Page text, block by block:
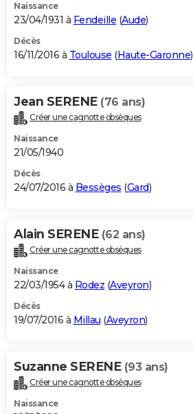
Naissance
23/04/1931 à Fendeille (Aude)
Décès
16/11/2016 à Toulouse (Haute-Garonne)
Jean SERENE (76 ans)
Créer une cagnotte obsèques
Naissance
21/05/1940
Décès
24/07/2016 à Bessèges (Gard)
Alain SERENE (62 ans)
Créer une cagnotte obsèques
Naissance
22/03/1954 à Rodez (Aveyron)
Décès
19/07/2016 à Millau (Aveyron)
Suzanne SERENE (93 ans)
Créer une cagnotte obsèques
Naissance